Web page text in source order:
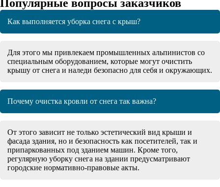
Популярные вопросы заказчиков
Как выполняется уборка снега с крыш?
Для этого мы привлекаем промышленных альпинистов со
специальным оборудованием, которые могут очистить
крышу от снега и наледи безопасно для себя и окружающих.
Почему очистка кровли от снега так важна?
От этого зависит не только эстетический вид крыши и
фасада здания, но и безопасность как посетителей, так и
припаркованных под зданием машин. Кроме того,
регулярную уборку снега на здании предусматривают
городские нормативно-правовые акты.